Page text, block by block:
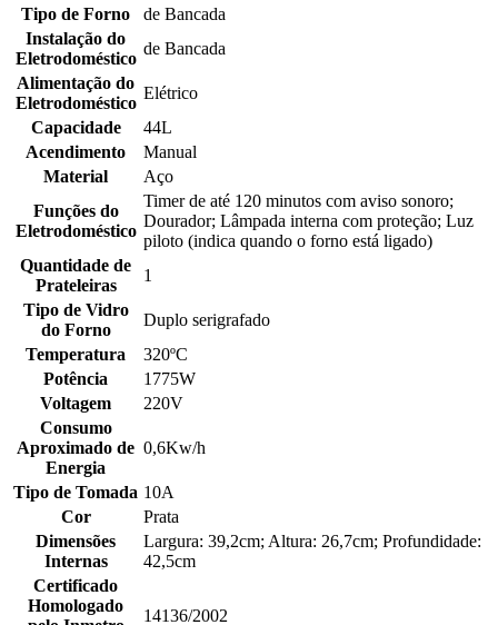
Tipo de Forno
de Bancada
Instalação do
Eletrodoméstico
de Bancada
Alimentação do
Eletrodoméstico
Elétrico
Capacidade
44L
Acendimento
Manual
Material
Aço
Funções do
Eletrodoméstico
Timer de até 120 minutos com aviso sonoro;
Dourador; Lâmpada interna com proteção; Luz
piloto (indica quando o forno está ligado)
Quantidade de
Prateleiras
1
Tipo de Vidro
do Forno
Duplo serigrafado
Temperatura
320ºC
Potência
1775W
Voltagem
220V
Consumo
Aproximado de
Energia
0,6Kw/h
Tipo de Tomada 10A
Cor
Prata
Dimensões
Internas
Largura: 39,2cm; Altura: 26,7cm; Profundidade:
42,5cm
Certificado
Homologado
14136/2002